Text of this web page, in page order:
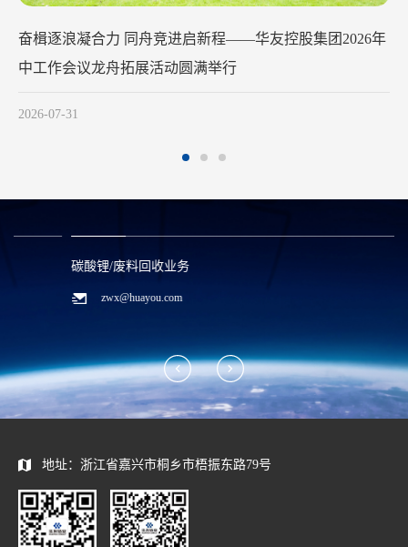
华友钴业2026年中工作会议在苏州召开
碳酸锂/废料回收业务
zwx@huayou.com
地址：浙江省嘉兴市桐乡市梧振东路79号